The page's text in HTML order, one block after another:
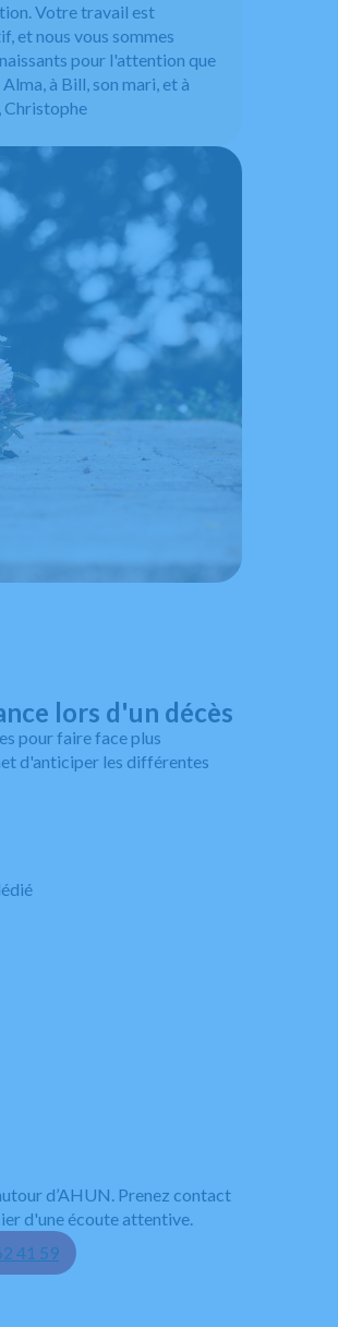
Votre travail est
et nous vous sommes
pour l'attention que
à Bill, son mari, et à
Christophe
lors d'un décès
pour faire face plus
d'anticiper les différentes
d’AHUN. Prenez contact
d'une écoute attentive.
41 59